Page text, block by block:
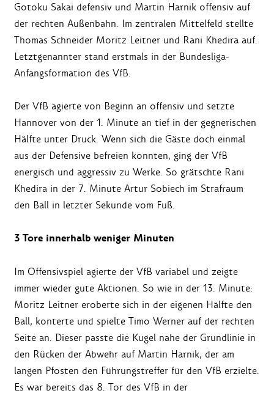
Gotoku Sakai defensiv und Martin Harnik offensiv auf
der rechten Außenbahn. Im zentralen Mittelfeld stellte
Thomas Schneider Moritz Leitner und Rani Khedira auf.
Letztgenannter stand erstmals in der Bundesliga-
Anfangsformation des VfB.
Der VfB agierte von Beginn an offensiv und setzte
Hannover von der 1. Minute an tief in der gegnerischen
Hälfte unter Druck. Wenn sich die Gäste doch einmal
aus der Defensive befreien konnten, ging der VfB
energisch und aggressiv zu Werke. So grätschte Rani
Khedira in der 7. Minute Artur Sobiech im Strafraum
den Ball in letzter Sekunde vom Fuß.
3 Tore innerhalb weniger Minuten
Im Offensivspiel agierte der VfB variabel und zeigte
immer wieder gute Aktionen. So wie in der 13. Minute:
Moritz Leitner eroberte sich in der eigenen Hälfte den
Ball, konterte und spielte Timo Werner auf der rechten
Seite an. Dieser passte die Kugel nahe der Grundlinie in
den Rücken der Abwehr auf Martin Harnik, der am
langen Pfosten den Führungstreffer für den VfB erzielte.
Es war bereits das 8. Tor des VfB in der